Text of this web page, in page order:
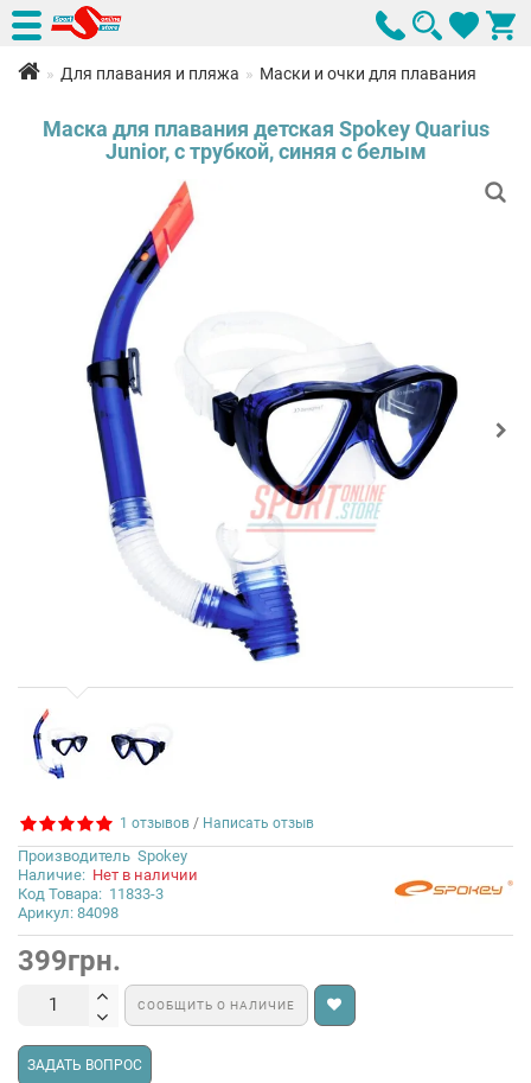
Для плавания и пляжа Маски и очки для плавания
Маска для плавания детская Spokey Quarius
Junior, с трубкой, синяя с белым
1 отзывов / Написать отзыв
Производитель Spokey
Наличие: Нет в наличии
Код Товара: 11833-3
Арикул: 84098
399грн.
СООБЩИТЬ О НАЛИЧИЕ
ЗАДАТЬ ВОПРОС